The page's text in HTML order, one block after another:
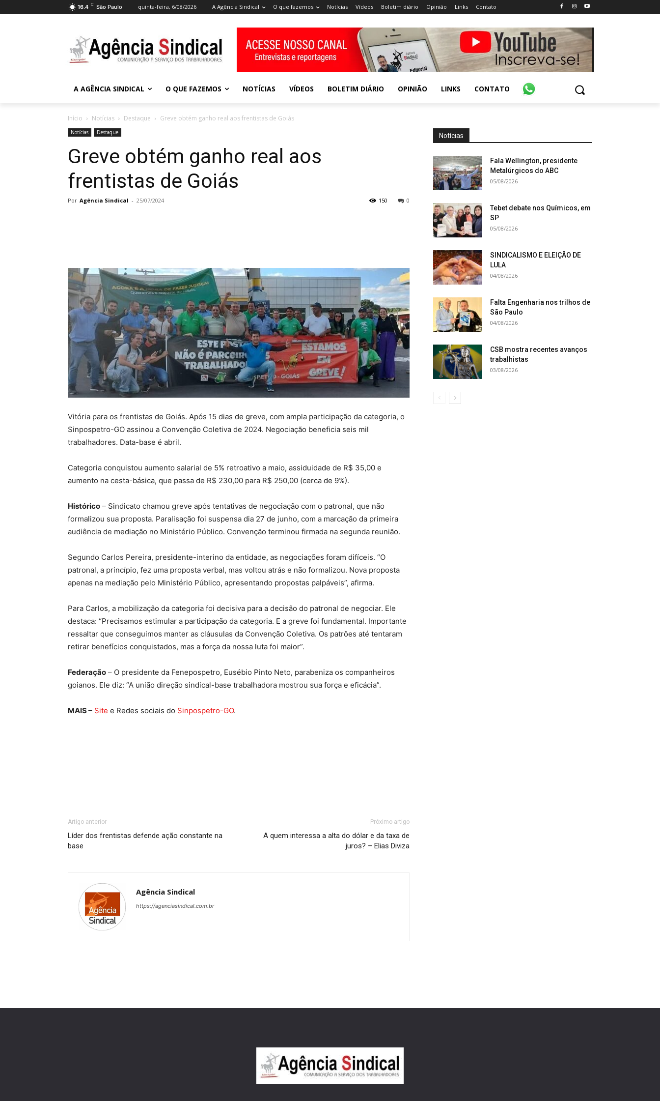
16.4 C São Paulo quinta-feira, 6/08/2026 A Agência Sindical O que fazemos Notícias Vídeos Boletim diário Opinião Links Contato
A AGÊNCIA SINDICAL O QUE FAZEMOS NOTÍCIAS VÍDEOS BOLETIM DIÁRIO OPINIÃO LINKS CONTATO
Início Notícias Destaque Greve obtém ganho real aos frentistas de Goiás
Notícias Destaque
Greve obtém ganho real aos
frentistas de Goiás
Por Agência Sindical - 25/07/2024 0
150
Vitória para os frentistas de Goiás. Após 15 dias de greve, com ampla participação da categoria, o
Sinpospetro-GO assinou a Convenção Coletiva de 2024. Negociação beneficia seis mil
trabalhadores. Data-base é abril.
Categoria conquistou aumento salarial de 5% retroativo a maio, assiduidade de R$ 35,00 e
aumento na cesta-básica, que passa de R$ 230,00 para R$ 250,00 (cerca de 9%).
Histórico – Sindicato chamou greve após tentativas de negociação com o patronal, que não
formalizou sua proposta. Paralisação foi suspensa dia 27 de junho, com a marcação da primeira
audiência de mediação no Ministério Público. Convenção terminou firmada na segunda reunião.
Segundo Carlos Pereira, presidente-interino da entidade, as negociações foram difíceis. “O
patronal, a princípio, fez uma proposta verbal, mas voltou atrás e não formalizou. Nova proposta
apenas na mediação pelo Ministério Público, apresentando propostas palpáveis”, afirma.
Para Carlos, a mobilização da categoria foi decisiva para a decisão do patronal de negociar. Ele
destaca: “Precisamos estimular a participação da categoria. E a greve foi fundamental. Importante
ressaltar que conseguimos manter as cláusulas da Convenção Coletiva. Os patrões até tentaram
retirar benefícios conquistados, mas a força da nossa luta foi maior”.
Federação – O presidente da Fenepospetro, Eusébio Pinto Neto, parabeniza os companheiros
goianos. Ele diz: “A união direção sindical-base trabalhadora mostrou sua força e eficácia”.
MAIS– Site e Redes sociais do Sinpospetro-GO.
Artigo anterior
Líder dos frentistas defende ação constante na
base
Próximo artigo
A quem interessa a alta do dólar e da taxa de
juros? – Elias Diviza
Agência Sindical
https://agenciasindical.com.br
Notícias
Fala Wellington, presidente
Metalúrgicos do ABC
05/08/2026
Tebet debate nos Químicos, em
SP
05/08/2026
SINDICALISMO E ELEIÇÃO DE
LULA
04/08/2026
Falta Engenharia nos trilhos de
São Paulo
04/08/2026
CSB mostra recentes avanços
trabalhistas
03/08/2026